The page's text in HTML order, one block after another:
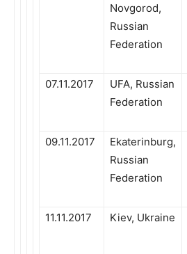
Novgorod,
Russian
Federation
07.11.2017
UFA, Russian
Federation
09.11.2017
Ekaterinburg,
Russian
Federation
11.11.2017 Kiev, Ukraine